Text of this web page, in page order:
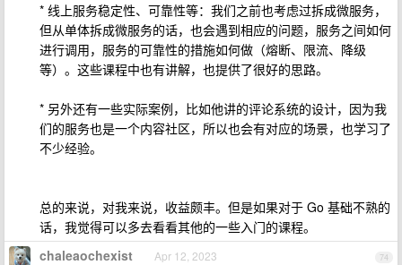
* 线上服务稳定性、可靠性等：我们之前也考虑过拆成微服务，
但从单体拆成微服务的话，也会遇到相应的问题，服务之间如何
进行调用，服务的可靠性的措施如何做（熔断、限流、降级
等）。这些课程中也有讲解，也提供了很好的思路。
* 另外还有一些实际案例，比如他讲的评论系统的设计，因为我
们的服务也是一个内容社区，所以也会有对应的场景，也学习了
不少经验。
总的来说，对我来说，收益颇丰。但是如果对于 Go 基础不熟的
话，我觉得可以多去看看其他的一些入门的课程。
74
chaleaochexist Apr 12, 2023